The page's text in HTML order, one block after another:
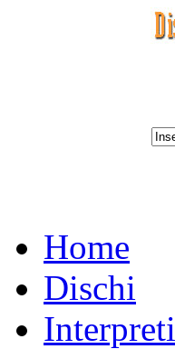
Home
Dischi
Interpreti